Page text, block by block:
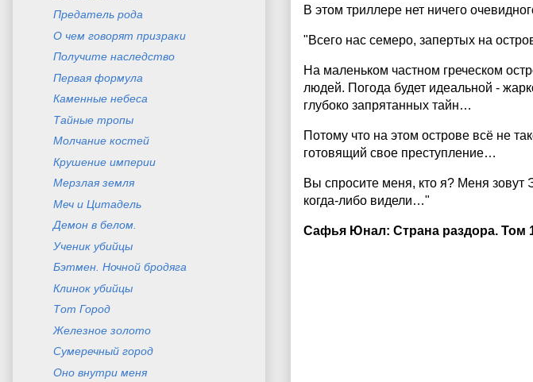
В этом триллере нет ничего
"Всего нас семеро, запертых на
На маленьком частном греческом
людей. Погода будет идеальной -
глубоко запрятанных тайн…
Потому что на этом острове всё не
готовящий свое преступление…
Вы спросите меня, кто я? Меня зовут
когда-либо видели…"
Сафья Юнал: Страна раздора. Том
Предатель рода
О чем говорят призраки
Получите наследство
Первая формула
Каменные небеса
Тайные тропы
Молчание костей
Крушение империи
Мерзлая земля
Меч и Цитадель
Демон в белом.
Ученик убийцы
Бэтмен. Ночной бродяга
Клинок убийцы
Тот Город
Железное золото
Сумеречный город
Оно внутри меня